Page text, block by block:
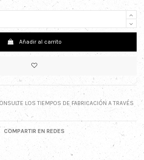
Añadir al carrito
LOS TIEMPOS DE FABRICACIÓN A TRAVÉS
COMPARTIR EN REDES